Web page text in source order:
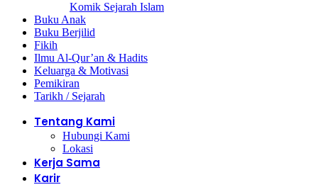
Komik Sejarah Islam
Buku Anak
Buku Berjilid
Fikih
Ilmu Al-Qur’an & Hadits
Keluarga & Motivasi
Pemikiran
Tarikh / Sejarah
Tentang Kami
Hubungi Kami
Lokasi
Kerja Sama
Karir